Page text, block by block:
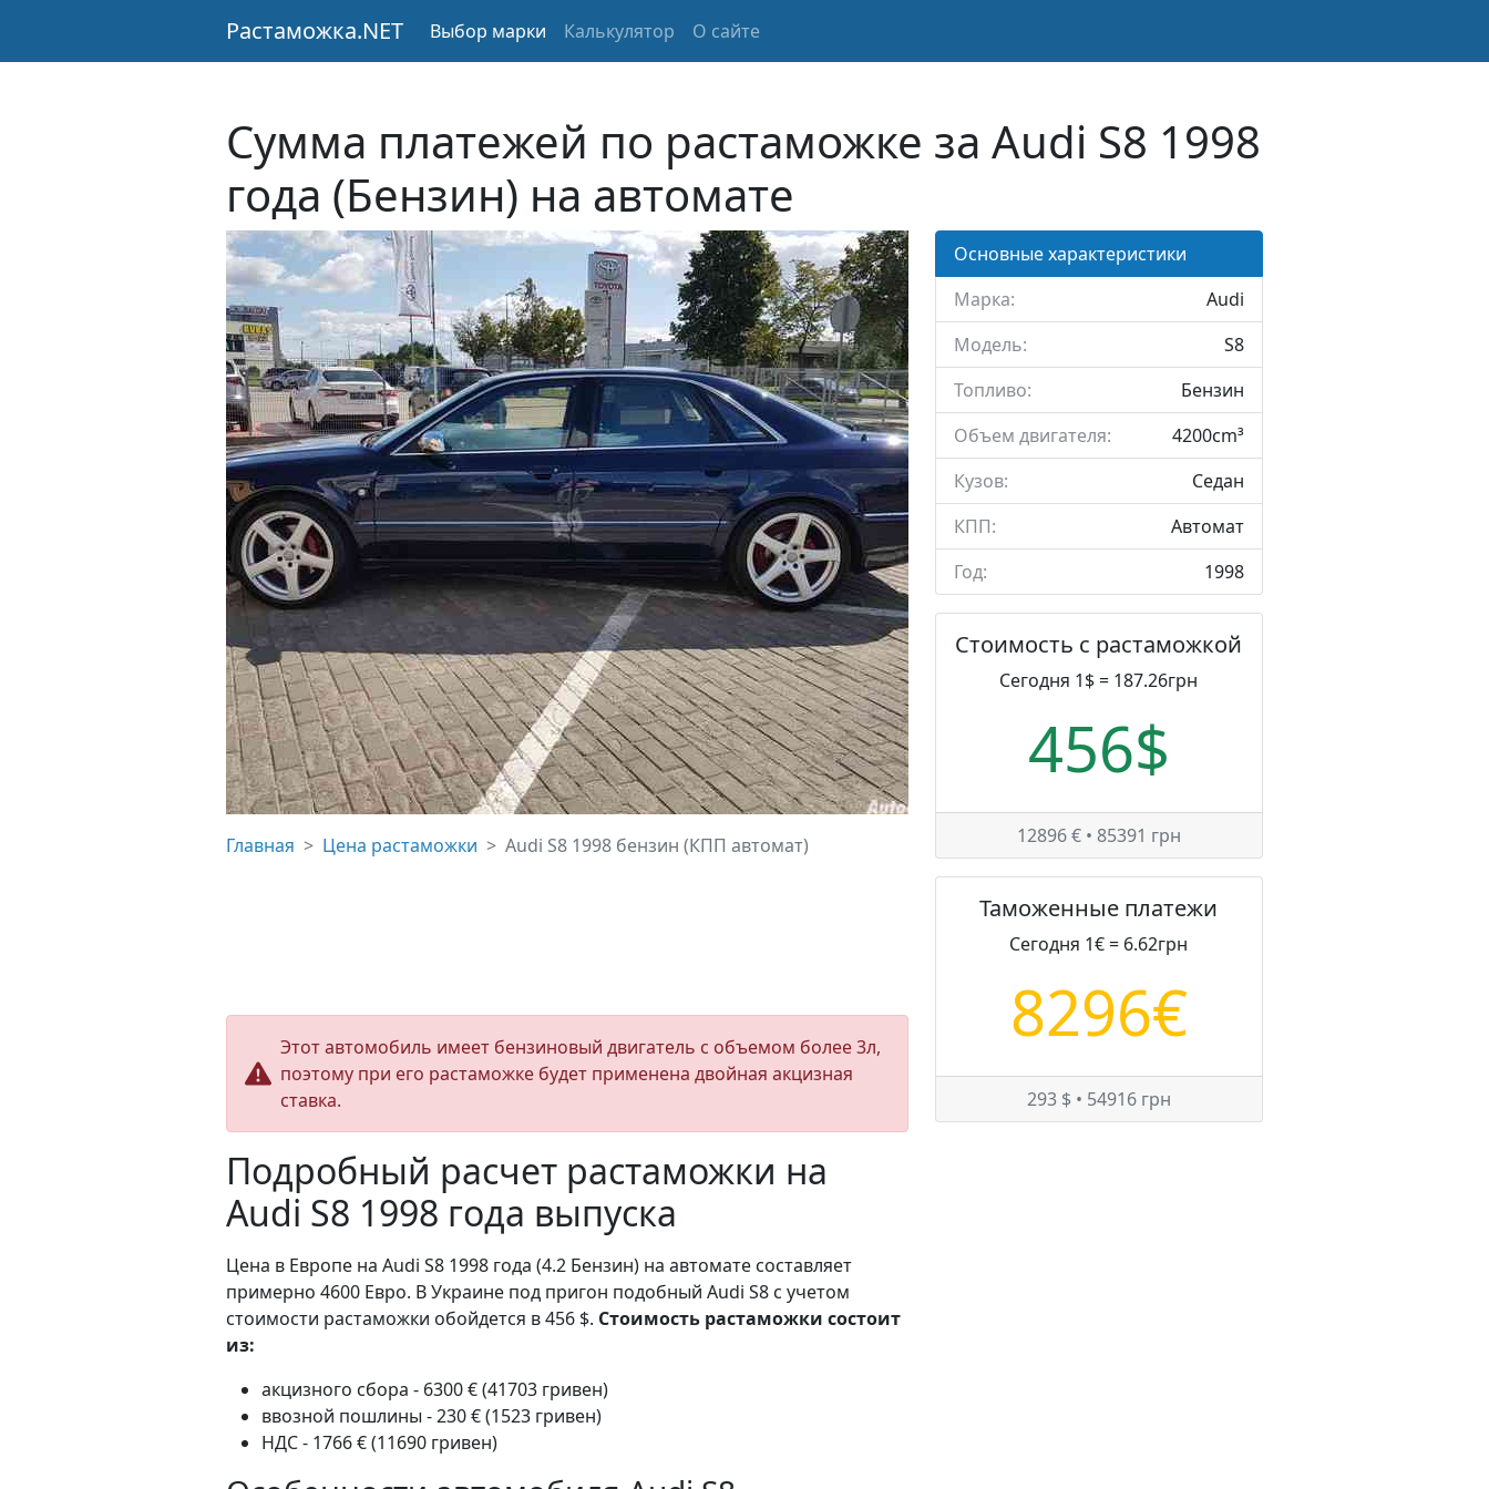
Растаможка.NET Выбор марки Калькулятор О сайте
Сумма платежей по растаможке за Audi S8 1998
года (Бензин) на автомате
Главная Цена растаможки Audi S8 1998 бензин (КПП автомат)
Этот автомобиль имеет бензиновый двигатель с объемом более 3л,
поэтому при его растаможке будет применена двойная акцизная
ставка.
Подробный расчет растаможки на
Audi S8 1998 года выпуска
Цена в Европе на Audi S8 1998 года (4.2 Бензин) на автомате составляет
примерно 4600 Евро. В Украине под пригон подобный Audi S8 с учетом
стоимости растаможки обойдется в 456 $. Стоимость растаможки состоит
из:
акцизного сбора - 6300 € (41703 гривен)
ввозной пошлины - 230 € (1523 гривен)
НДС - 1766 € (11690 гривен)
Основные характеристики
Марка:
Audi
Модель:
S8
Топливо:
Бензин
Объем двигателя:
4200cm³
Кузов:
Седан
КПП:
Автомат
Год:
1998
Стоимость с растаможкой
Сегодня 1$ = 187.26грн
456$
12896 € • 85391 грн
Таможенные платежи
Сегодня 1€ = 6.62грн
8296€
293 $ • 54916 грн